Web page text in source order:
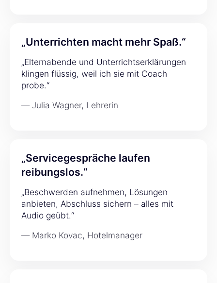
„Unterrichten macht mehr Spaß.“
„Elternabende und Unterrichtserklärungen
klingen flüssig, weil ich sie mit Coach
probe.“
— Julia Wagner, Lehrerin
„Servicegespräche laufen
reibungslos.“
„Beschwerden aufnehmen, Lösungen
anbieten, Abschluss sichern – alles mit
Audio geübt.“
— Marko Kovac, Hotelmanager